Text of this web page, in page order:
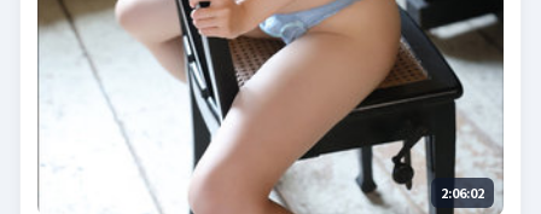
2:06:02